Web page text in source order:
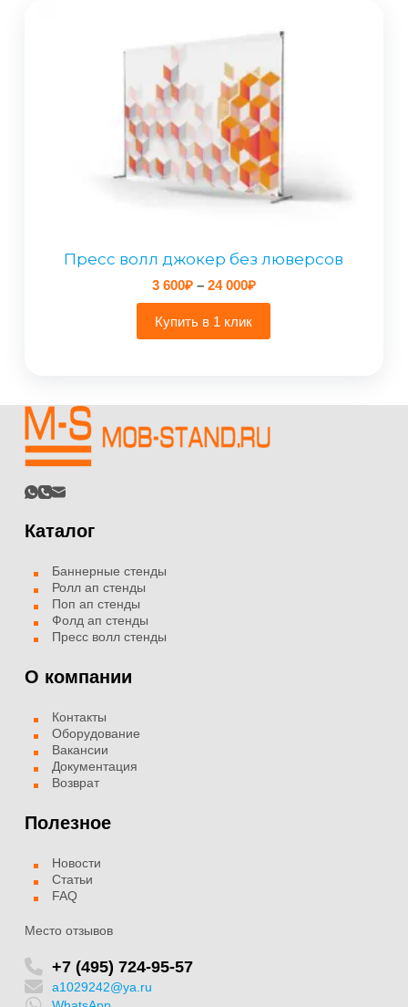
Пресс волл джокер без люверсов
3 600₽ – 24 000₽Диапазон
цен:
600₽
Купить в 1 клик
Каталог
Баннерные стенды
Ролл ап стенды
Поп ап стенды
Фолд ап стенды
Пресс волл стенды
О компании
Контакты
Оборудование
Вакансии
Документация
Возврат
Полезное
Новости
Статьи
FAQ
Место отзывов
+7 (495) 724-95-57
a1029242@ya.ru